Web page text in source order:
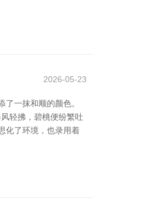
2026-05-23
一抹和顺的颜色。
轻拂，碧桃便纷繁吐
化了环境，也录用着